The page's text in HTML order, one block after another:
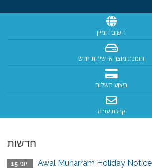
רישום דומיין
הזמנת מוצר או שירות חדש
ביצוע תשלום
קבלת עזרה
חדשות
Awal Muharram Holiday Notice